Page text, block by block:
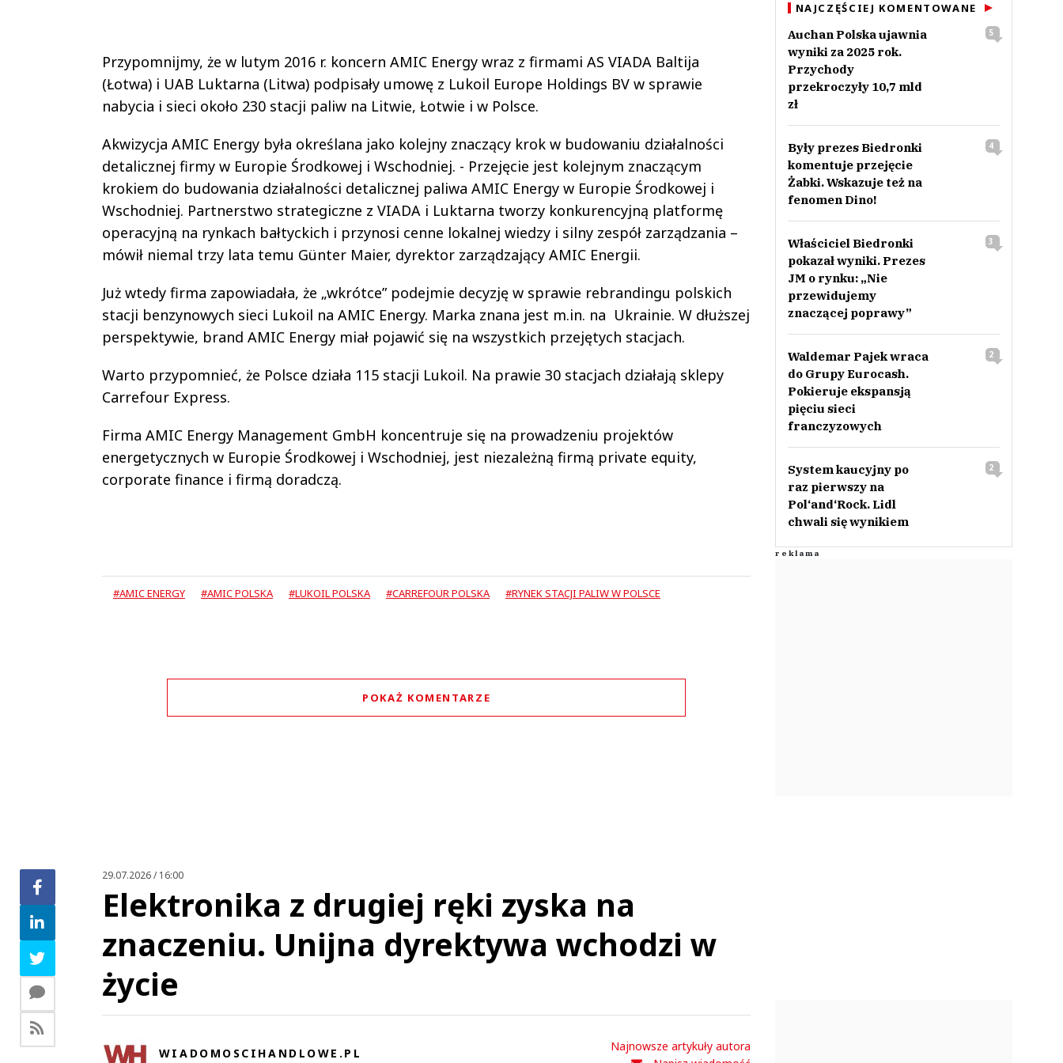
Przypomnijmy, że w lutym 2016 r. koncern AMIC Energy wraz z firmami AS VIADA Baltija
(Łotwa) i UAB Luktarna (Litwa) podpisały umowę z Lukoil Europe Holdings BV w sprawie
nabycia i sieci około 230 stacji paliw na Litwie, Łotwie i w Polsce.
Akwizycja AMIC Energy była określana jako kolejny znaczący krok w budowaniu działalności
detalicznej firmy w Europie Środkowej i Wschodniej. - Przejęcie jest kolejnym znaczącym
krokiem do budowania działalności detalicznej paliwa AMIC Energy w Europie Środkowej i
Wschodniej. Partnerstwo strategiczne z VIADA i Luktarna tworzy konkurencyjną platformę
operacyjną na rynkach bałtyckich i przynosi cenne lokalnej wiedzy i silny zespół zarządzania –
mówił niemal trzy lata temu Günter Maier, dyrektor zarządzający AMIC Energii.
Już wtedy firma zapowiadała, że „wkrótce” podejmie decyzję w sprawie rebrandingu polskich
stacji benzynowych sieci Lukoil na AMIC Energy. Marka znana jest m.in. na Ukrainie. W dłuższej
perspektywie, brand AMIC Energy miał pojawić się na wszystkich przejętych stacjach.
Warto przypomnieć, że Polsce działa 115 stacji Lukoil. Na prawie 30 stacjach działają sklepy
Carrefour Express.
Firma AMIC Energy Management GmbH koncentruje się na prowadzeniu projektów
energetycznych w Europie Środkowej i Wschodniej, jest niezależną firmą private equity,
corporate finance i firmą doradczą.
#AMIC ENERGY #AMIC POLSKA #LUKOIL POLSKA #CARREFOUR POLSKA #RYNEK STACJI PALIW W POLSCE
POKAŻ KOMENTARZE
Pewnie dlatego ruskie zarządziły protest na stacjach Orlen.
Loxley
0
NAJCZĘŚCIEJ KOMENTOWANE
Auchan Polska ujawnia
wyniki za 2025 rok.
Przychody
przekroczyły 10,7 mld
zł
5
Były prezes Biedronki
komentuje przejęcie
Żabki. Wskazuje też na
fenomen Dino!
4
Właściciel Biedronki
pokazał wyniki. Prezes
JM o rynku: „Nie
przewidujemy
znaczącej poprawy”
3
Waldemar Pajek wraca
do Grupy Eurocash.
Pokieruje ekspansją
pięciu sieci
franczyzowych
2
System kaucyjny po
raz pierwszy na
Pol‘and‘Rock. Lidl
chwali się wynikiem
2
29.07.2026 / 16:00
Elektronika z drugiej ręki zyska na
znaczeniu. Unijna dyrektywa wchodzi w
życie
WIADOMOSCIHANDLOWE.PL
Najnowsze artykuły autora